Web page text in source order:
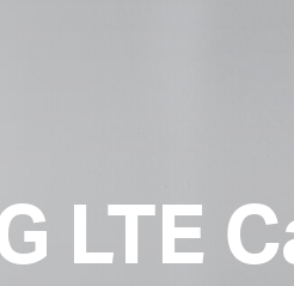
LTE